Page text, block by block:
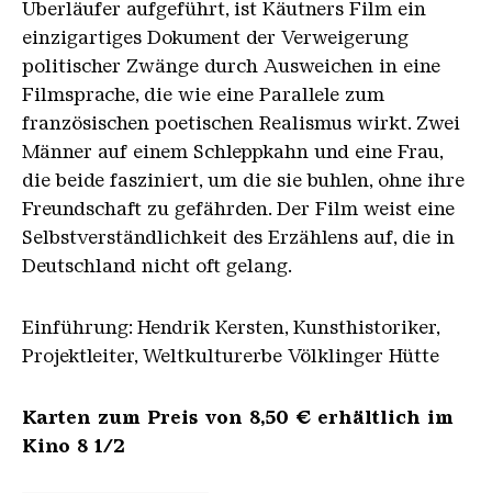
Überläufer aufgeführt, ist Käutners Film ein
einzigartiges Dokument der Verweigerung
politischer Zwänge durch Ausweichen in eine
Filmsprache, die wie eine Parallele zum
französischen poetischen Realismus wirkt. Zwei
Männer auf einem Schleppkahn und eine Frau,
die beide fasziniert, um die sie buhlen, ohne ihre
Freundschaft zu gefährden. Der Film weist eine
Selbstverständlichkeit des Erzählens auf, die in
Deutschland nicht oft gelang.
Einführung: Hendrik Kersten, Kunsthistoriker,
Projektleiter, Weltkulturerbe Völklinger Hütte
Karten zum Preis von 8,50 € erhältlich im
Kino 8 1/2